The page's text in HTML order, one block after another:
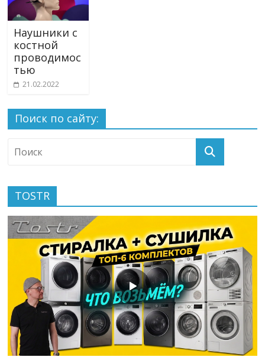
Наушники с
костной
проводимос
тью
21.02.2022
Поиск по сайту:
TOSTR